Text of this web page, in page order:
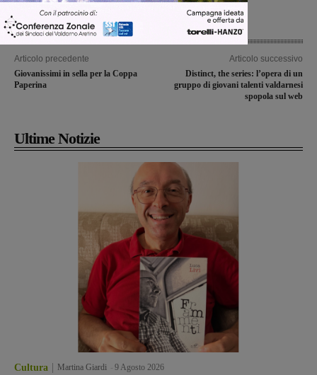
Articolo precedente
Giovanissimi in sella per la Coppa
Paperina
Articolo successivo
Distinct, the series: l’opera di un
gruppo di giovani talenti valdarnesi
spopola sul web
Ultime Notizie
Cultura Martina Giardi 9 Agosto 2026